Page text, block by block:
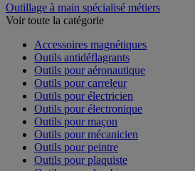
Outillage à main spécialisé métiers
Voir toute la catégorie
Accessoires magnétiques
Outils antidéflagrants
Outils pour aéronautique
Outils pour carreleur
Outils pour électricien
Outils pour électronique
Outils pour maçon
Outils pour mécanicien
Outils pour peintre
Outils pour plaquiste